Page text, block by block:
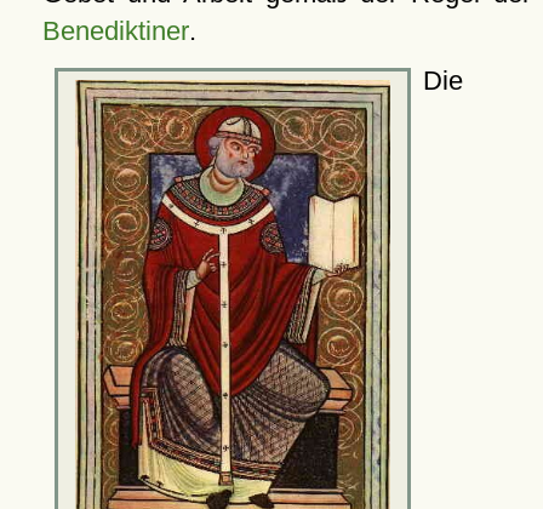
Benediktiner.
Die